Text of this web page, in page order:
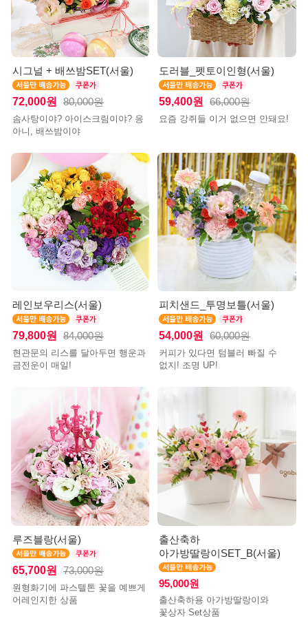
시그널 + 배쓰밤SET(서울)
72,000원 80,000원
솜사탕이야? 아이스크림이야? 응
아니, 배쓰밤이야
도러블_펫토이인형(서울)
59,400원 66,000원
요즘 강쥐들 이거 없으면 안돼요!
레인보우리스(서울)
79,800원 84,000원
현관문의 리스를 달아두면 행운과
금전운이 매일!
피치샌드_투명보틀(서울)
54,000원 60,000원
커피가 있다면 텀블러 빠질 수
없지! 조명 UP!
루즈블랑(서울)
65,700원 73,000원
원형화기에 파스텔톤 꽃을 예쁘게
어레인지한 상품
출산축하
아가방딸랑이SET_B(서울)
95,000원
출산축하용 아가방딸랑이와
꽃상자 Set상품